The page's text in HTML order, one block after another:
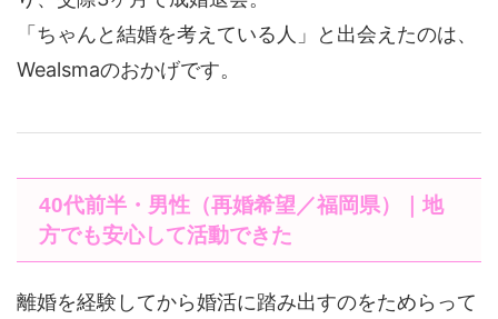
「ちゃんと結婚を考えている人」と出会えたのは、
Wealsmaのおかげです。
40代前半・男性（再婚希望／福岡県）｜地
方でも安心して活動できた
離婚を経験してから婚活に踏み出すのをためらって